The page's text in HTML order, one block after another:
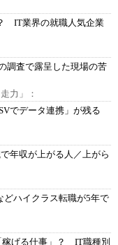
IT業界の就職人気企業
調査で露呈した現場の苦
力」：
でデータ連携」が残る
年収が上がる人／上がら
どハイクラス転職が5年で
稼げる仕事」？ IT職種別